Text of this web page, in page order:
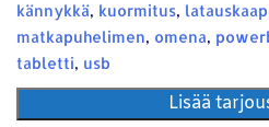
kännykkä, kuormitus,
matkapuhelimen, omena,
tabletti, usb
Lisää